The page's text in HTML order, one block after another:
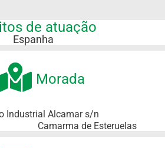
de atuação
Espanha
Morada
Industrial Alcamar s/n
Camarma de Esteruelas